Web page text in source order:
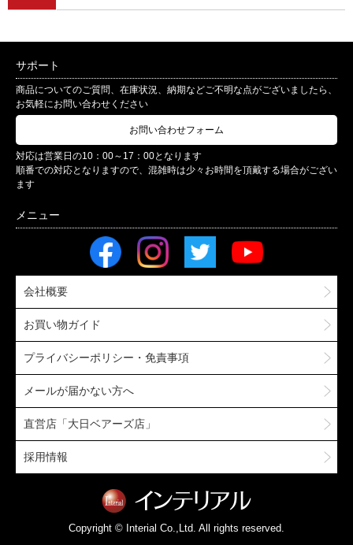
サポート
商品についてのご質問、在庫状況、納期などご不明な点がございましたら、
お気軽にお問い合わせください
お問い合わせフォーム
対応は営業日の10：00～17：00となります
順番での対応となりますので、混雑時は少々お時間を頂戴する場合がござい
ます
会社概要
お買い物ガイド
プライバシーポリシー・免責事項
メールが届かない方へ
直営店「大日ベアーズ店」
採用情報
Copyright © Interial Co.,Ltd. All rights reserved.